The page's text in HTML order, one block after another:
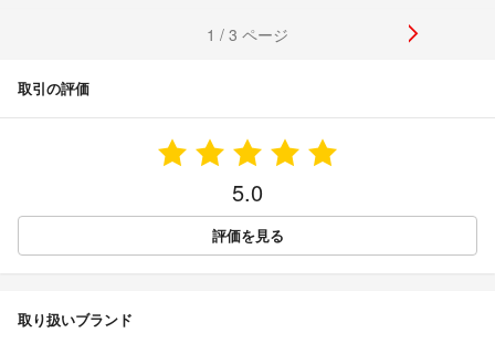
1 / 3 ページ
取引の評価
5.0
評価を見る
取り扱いブランド